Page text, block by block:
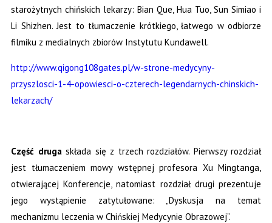
starożytnych chińskich lekarzy: Bian Que, Hua Tuo, Sun Simiao i
Li Shizhen. Jest to tłumaczenie krótkiego, łatwego w odbiorze
filmiku z medialnych zbiorów Instytutu Kundawell.
http://www.qigong108gates.pl/w-strone-medycyny-
przyszlosci-1-4-opowiesci-o-czterech-legendarnych-chinskich-
lekarzach/
Część drugaskłada się z trzech rozdziałów. Pierwszy rozdział
jest tłumaczeniem mowy wstępnej profesora Xu Mingtanga,
otwierającej Konferencje, natomiast rozdział drugi prezentuje
jego wystąpienie zatytułowane: „Dyskusja na temat
mechanizmu leczenia w Chińskiej Medycynie Obrazowej”.